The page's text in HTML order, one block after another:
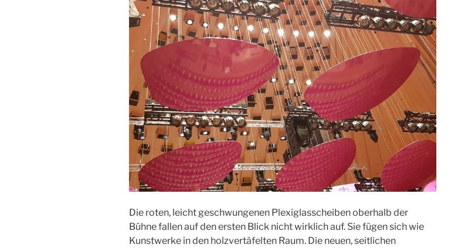
Die roten, leicht geschwungenen Plexiglasscheiben oberhalb der
Bühne fallen auf den ersten Blick nicht wirklich auf. Sie fügen sich wie
Kunstwerke in den holzvertäfelten Raum. Die neuen, seitlichen